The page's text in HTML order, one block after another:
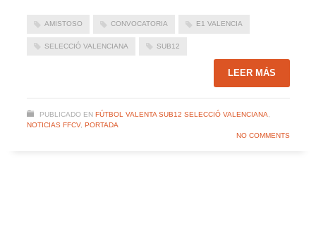
AMISTOSO CONVOCATORIA E1 VALENCIA
SELECCIÓ VALENCIANA SUB12
LEER MÁS
PUBLICADO EN FÚTBOL VALENTA SUB12 SELECCIÓ VALENCIANA
NOTICIAS FFCV, PORTADA
NO COMMENTS